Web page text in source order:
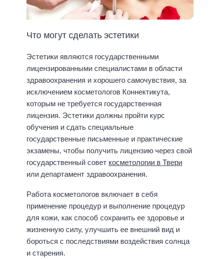
Что могут сделать эстетики
Эстетики являются государственными
лицензированными специалистами в области
здравоохранения и хорошего самочувствия, за
исключением косметологов Коннектикута,
которым не требуется государственная
лицензия. Эстетики должны пройти курс
обучения и сдать специальные
государственные письменные и практические
экзамены, чтобы получить лицензию через свой
государственный совет косметологии в Твери
или департамент здравоохранения.
Работа косметологов включает в себя
применение процедур и выполнение процедур
для кожи, как способ сохранить ее здоровье и
жизненную силу, улучшить ее внешний вид и
бороться с последствиями воздействия солнца
и старения.